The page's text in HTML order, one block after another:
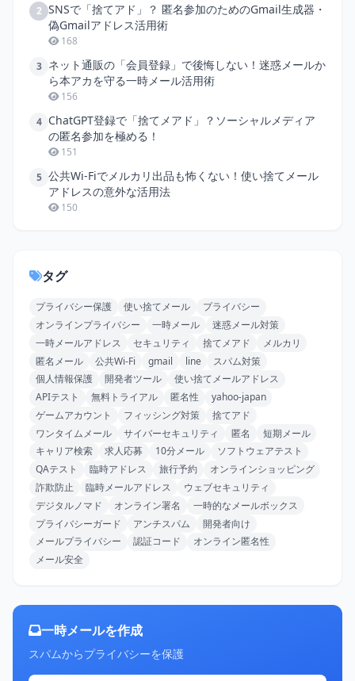
2 SNSで「捨てアド」？ 匿名参加のためのGmail生成器・
偽Gmailアドレス活用術
168
3 ネット通販の「会員登録」で後悔しない！迷惑メールか
ら本アカを守る一時メール活用術
156
4 ChatGPT登録で「捨てメアド」？ソーシャルメディア
の匿名参加を極める！
151
5 公共Wi-Fiでメルカリ出品も怖くない！使い捨てメール
アドレスの意外な活用法
150
タグ
プライバシー保護 使い捨てメール
プライバシー
オンラインプライバシー
一時メール
迷惑メール対策
一時メールアドレス
セキュリティ 捨てメアド
メルカリ
匿名メール
公共Wi-Fi gmail line
スパム対策
個人情報保護
開発者ツール
使い捨てメールアドレス
APIテスト
無料トライアル 匿名性
yahoo-japan
ゲームアカウント
フィッシング対策
捨てアド
ワンタイムメール
サイバーセキュリティ 匿名
短期メール
キャリア検索
求人応募 10分メール
ソフトウェアテスト
QAテスト
臨時アドレス 旅行予約
オンラインショッピング
詐欺防止
臨時メールアドレス
ウェブセキュリティ
デジタルノマド
オンライン署名
一時的なメールボックス
プライバシーガード
アンチスパム
開発者向け
メールプライバシー
認証コード
オンライン匿名性
メール安全
一時メールを作成
スパムからプライバシーを保護